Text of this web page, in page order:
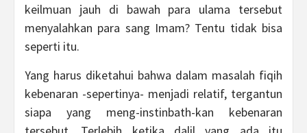
keilmuan jauh di bawah para ulama tersebut
menyalahkan para sang Imam? Tentu tidak bisa
seperti itu.
Yang harus diketahui bahwa dalam masalah fiqih
kebenaran -sepertinya- menjadi relatif, tergantun
siapa yang meng-instinbath-kan kebenaran